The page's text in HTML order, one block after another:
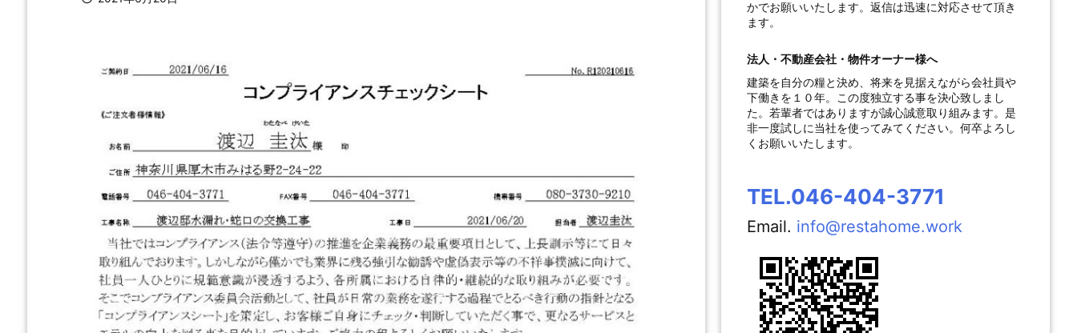
かでお願いいたします。返信は迅速に対応させて頂き
ます。
法人・不動産会社・物件オーナー様へ
建築を自分の糧と決め、将来を見据えながら会社員や
下働きを１０年。この度独立する事を決心致しまし
た。若輩者ではありますが誠心誠意取り組みます。是
非一度試しに当社を使ってみてください。何卒よろし
くお願いいたします。
TEL.046-404-3771
Email. info@restahome.work